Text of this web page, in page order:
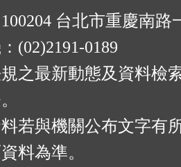
台北市重慶南路
(02)2191-0189
之最新動態及資料檢
若與機關公布文字有
料為準。